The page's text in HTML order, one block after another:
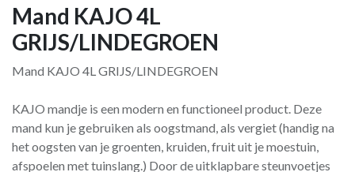
Mand KAJO 4L
GRIJS/LINDEGROEN
Mand KAJO 4L GRIJS/LINDEGROEN
KAJO mandje is een modern en functioneel product. Deze
mand kun je gebruiken als oogstmand, als vergiet (handig na
het oogsten van je groenten, kruiden, fruit uit je moestuin,
afspoelen met tuinslang.) Door de uitklapbare steunvoetjes